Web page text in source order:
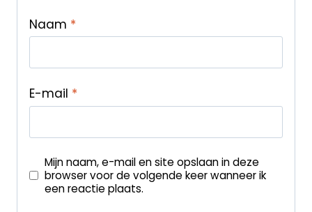
Naam *
E-mail *
Mijn naam, e-mail en site opslaan in deze
browser voor de volgende keer wanneer ik
een reactie plaats.